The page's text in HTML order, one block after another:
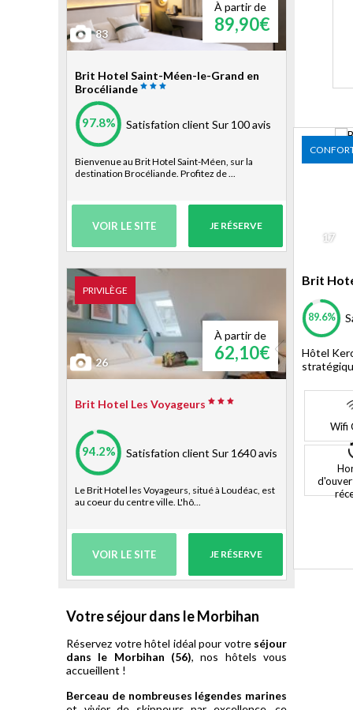
17
Brit
89.6%
Hôtel
Wifi
À partir de
89,90€
83
Brit Hotel Saint-Méen-le-Grand en
Brocéliande
97.8% Satisfation client Sur 100 avis
Bienvenue au Brit Hotel Saint-Méen, sur la
destination Brocéliande. Profitez de ...
VOIR LE SITE JE RÉSERVE
À partir de
62,10€
PRIVILÈGE
26
Brit Hotel Les Voyageurs
94.2% Satisfation client Sur 1640 avis
Le Brit Hotel les Voyageurs, situé à Loudéac, est
au coeur du centre ville. L'hô...
VOIR LE SITE JE RÉSERVE
Votre séjour dans le Morbihan
Réservez votre hôtel idéal pour votre séjour
dans le Morbihan (56), nos hôtels vous
accueillent !
Berceau de nombreuses légendes marines